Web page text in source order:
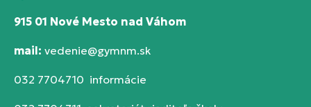
915 01 Nové Mesto nad Váhom
mail: vedenie@gymnm.sk
032 7704710 informácie